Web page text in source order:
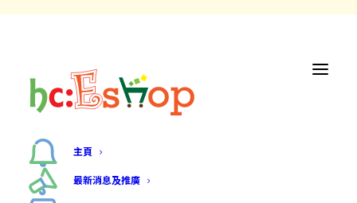
主頁
最新消息及推廣